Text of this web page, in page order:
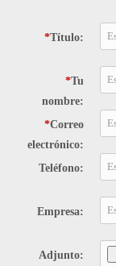
*Título:
*Tu
nombre:
*Correo
electrónico:
Teléfono:
Empresa:
Adjunto: